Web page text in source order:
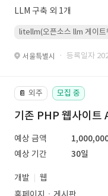
LLM 구축 외 1개
litellm(오픈소스 llm 게이트
서울특별시 · 등록일자
📔 외주 모집 중
기존 PHP 웹사이트
예상 금액
예상 기간
30일
개발
웹